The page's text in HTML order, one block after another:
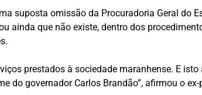
suposta omissão da Procuradoria Geral do
ainda que não existe, dentro dos
prestados à sociedade maranhense. E
do governador Carlos Brandão”, afirmou o